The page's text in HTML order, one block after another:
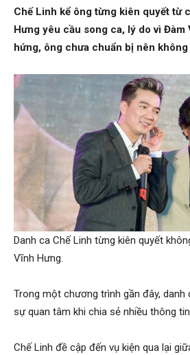
Chế Linh kể ông từng kiên quyết từ
Hưng yêu cầu song ca, lý do vì Đàm
hứng, ông chưa chuẩn bị nên không
Danh ca Chế Linh từng kiên quyết
Vĩnh Hưng.
Trong một chương trình gần đây, danh
sự quan tâm khi chia sẻ nhiều thông
Chế Linh đề cập đến vụ kiện qua lại